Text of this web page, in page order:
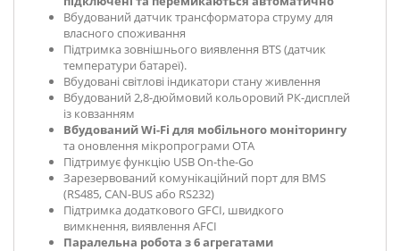
Вбудований датчик трансформатора струму для
власного споживання
Підтримка зовнішнього виявлення BTS (датчик
температури батареї).
Вбудовані світлові індикатори стану живлення
Вбудований 2,8-дюймовий кольоровий РК-дисплей
із ковзанням
Вбудований Wi-Fi для мобільного моніторингу
та оновлення мікропрограми OTA
Підтримує функцію USB On-the-Go
Зарезервований комунікаційний порт для BMS
(RS485, CAN-BUS або RS232)
Підтримка додаткового GFCI, швидкого
вимкнення, виявлення AFCI
Паралельна робота з 6 агрегатами